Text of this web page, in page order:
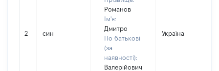
2 син
Романов
Ім'я:
Дмитро
По батькові
(за
наявності):
Валерійович
Україна